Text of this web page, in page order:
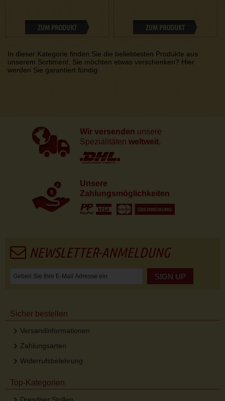
ZUM PRODUKT ZUM PRODUKT
In dieser Kategorie finden Sie die beliebtesten Produkte aus
unserem Sortiment. Sie möchten etwas verschenken? Hier
werden Sie garantiert fündig.
Wir versenden unsere
Spezialitäten weltweit.
Unsere
Zahlungsmöglichkeiten
NEWSLETTER-ANMELDUNG
SIGN UP
Sicher bestellen
Versandinformationen
Zahlungsarten
Widerrufsbelehrung
Top-Kategorien